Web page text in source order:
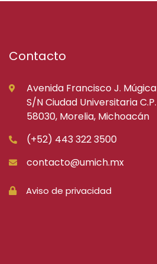
Contacto
Avenida Francisco J. Múgica
S/N Ciudad Universitaria C.P.
58030, Morelia, Michoacán
(+52) 443 322 3500
contacto@umich.mx
Aviso de privacidad